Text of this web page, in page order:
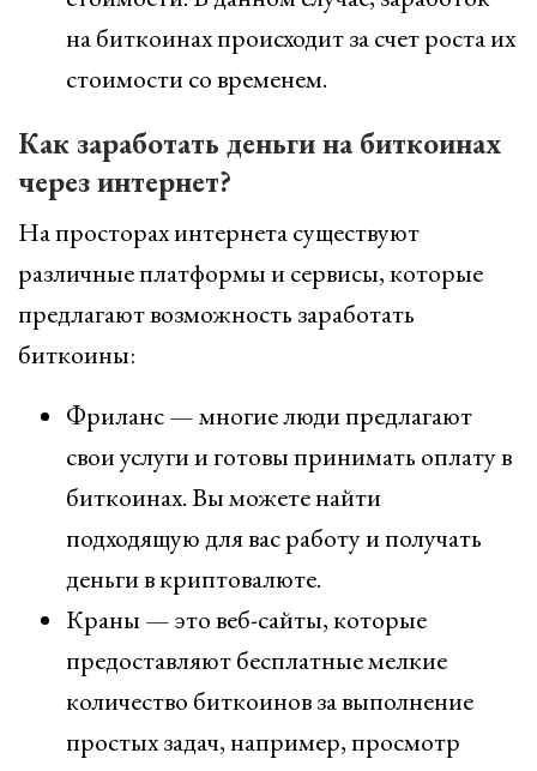
на биткоинах происходит за счет роста их
стоимости со временем.
Как заработать деньги на биткоинах
через интернет?
На просторах интернета существуют
различные платформы и сервисы, которые
предлагают возможность заработать
биткоины:
Фриланс — многие люди предлагают
свои услуги и готовы принимать оплату в
биткоинах. Вы можете найти
подходящую для вас работу и получать
деньги в криптовалюте.
Краны — это веб-сайты, которые
предоставляют бесплатные мелкие
количество биткоинов за выполнение
простых задач, например, просмотр